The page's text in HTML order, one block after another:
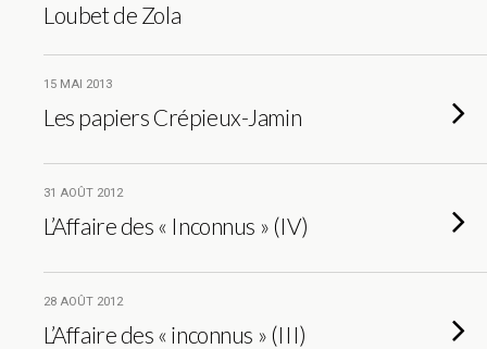
Loubet de Zola
15 MAI 2013
Les papiers Crépieux-Jamin
31 AOÛT 2012
L’Affaire des « Inconnus » (IV)
28 AOÛT 2012
L’Affaire des « inconnus » (III)